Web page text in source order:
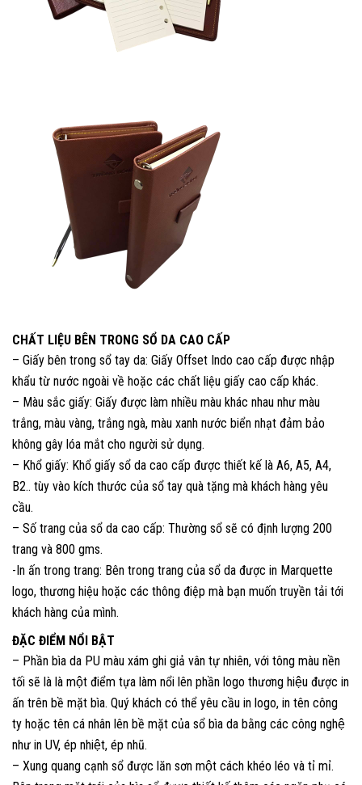
CHẤT LIỆU BÊN TRONG SỔ DA CAO CẤP
– Giấy bên trong sổ tay da: Giấy Offset Indo cao cấp được nhập
khẩu từ nước ngoài về hoặc các chất liệu giấy cao cấp khác.
– Màu sắc giấy: Giấy được làm nhiều màu khác nhau như màu
trắng, màu vàng, trắng ngà, màu xanh nước biển nhạt đảm bảo
không gây lóa mắt cho người sử dụng.
– Khổ giấy: Khổ giấy sổ da cao cấp được thiết kế là A6, A5, A4,
B2.. tùy vào kích thước của sổ tay quà tặng mà khách hàng yêu
cầu.
– Số trang của sổ da cao cấp: Thường sổ sẽ có định lượng 200
trang và 800 gms.
-In ấn trong trang: Bên trong trang của sổ da được in Marquette
logo, thương hiệu hoặc các thông điệp mà bạn muốn truyền tải tới
khách hàng của mình.
ĐẶC ĐIỂM NỔI BẬT
– Phần bìa da PU màu xám ghi giả vân tự nhiên, với tông màu nền
tối sẽ là là một điểm tựa làm nổi lên phần logo thương hiệu được in
ấn trên bề mặt bìa. Quý khách có thể yêu cầu in logo, in tên công
ty hoặc tên cá nhân lên bề mặt của sổ bìa da bằng các công nghệ
như in UV, ép nhiệt, ép nhũ.
– Xung quang cạnh sổ được lăn sơn một cách khéo léo và tỉ mỉ.